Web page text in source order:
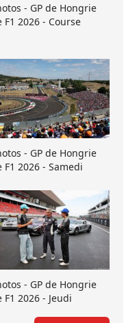
- GP de Hongrie
F1 2026 - Course
- GP de Hongrie
F1 2026 - Samedi
- GP de Hongrie
F1 2026 - Jeudi